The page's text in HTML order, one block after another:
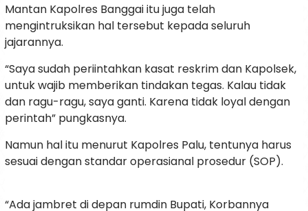
Mantan Kapolres Banggai itu juga telah
mengintruksikan hal tersebut kepada seluruh
jajarannya.
“Saya sudah periintahkan kasat reskrim dan Kapolsek,
untuk wajib memberikan tindakan tegas. Kalau tidak
dan ragu-ragu, saya ganti. Karena tidak loyal dengan
perintah” pungkasnya.
Namun hal itu menurut Kapolres Palu, tentunya harus
sesuai dengan standar operasianal prosedur (SOP).
“Ada jambret di depan rumdin Bupati, Korbannya